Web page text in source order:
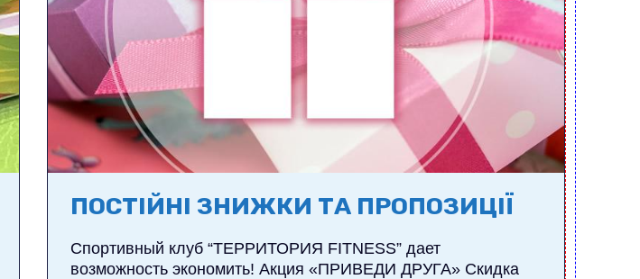
ПОСТІЙНІ ЗНИЖКИ ТА ПРОПОЗИЦІЇ
Спортивный клуб “ТЕРРИТОРИЯ FITNESS” дает
возможность экономить! Акция «ПРИВЕДИ ДРУГА» Скидка